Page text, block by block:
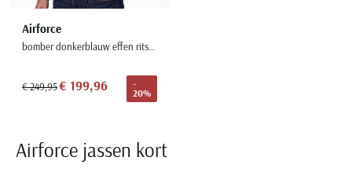
Airforce
bomber donkerblauw effen rits slim fit
€ 249,95€ 199,96
-
20%
Airforce jassen kort